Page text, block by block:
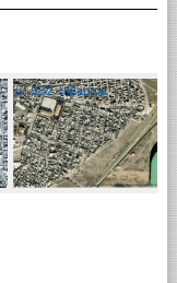
☐382 Tıklanma